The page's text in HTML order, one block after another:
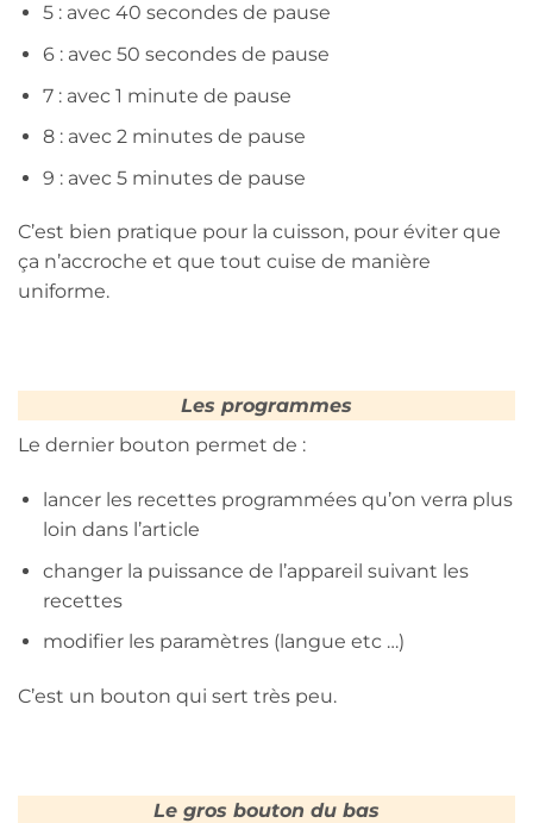
5 : avec 40 secondes de pause
6 : avec 50 secondes de pause
7 : avec 1 minute de pause
8 : avec 2 minutes de pause
9 : avec 5 minutes de pause
C’est bien pratique pour la cuisson, pour éviter que
ça n’accroche et que tout cuise de manière
uniforme.
Les programmes
Le dernier bouton permet de :
lancer les recettes programmées qu’on verra plus
loin dans l’article
changer la puissance de l’appareil suivant les
recettes
modifier les paramètres (langue etc …)
C’est un bouton qui sert très peu.
Le gros bouton du bas